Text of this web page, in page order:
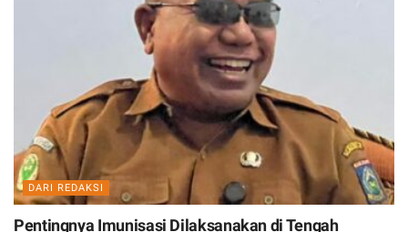
DARI REDAKSI
Pentingnya Imunisasi Dilaksanakan di Tengah